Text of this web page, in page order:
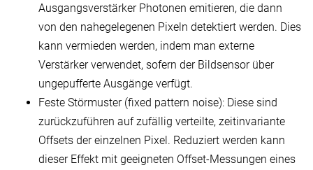
Ausgangsverstärker Photonen emitieren, die dann
von den nahegelegenen Pixeln detektiert werden. Dies
kann vermieden werden, indem man externe
Verstärker verwendet, sofern der Bildsensor über
ungepufferte Ausgänge verfügt.
Feste Störmuster (fixed pattern noise): Diese sind
zurückzuführen auf zufällig verteilte, zeitinvariante
Offsets der einzelnen Pixel. Reduziert werden kann
dieser Effekt mit geeigneten Offset-Messungen eines